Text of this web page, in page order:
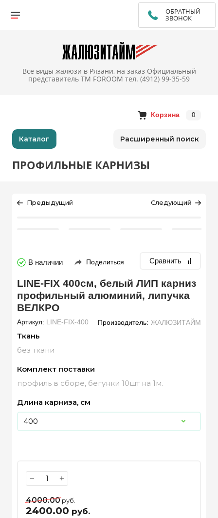
ОБРАТНЫЙ
ЗВОНОК
Все виды жалюзи в Рязани, на заказ Официальный
представитель TM FOROOM тел. (4912) 99-35-59
Корзина 0
Каталог Расширенный поиск
ПРОФИЛЬНЫЕ КАРНИЗЫ
Предыдущий Следующий
В наличии Поделиться Сравнить
LINE-FIX 400см, белый ЛИП карниз
профильный алюминий, липучка
ВЕЛКРО
Артикул: LINE-FIX-400 Производитель: ЖАЛЮЗИТАЙМ
Ткань
без ткани
Комплект поставки
профиль в сборе, бегунки 10шт на 1м.
Длина карниза, см
− +
4000.00руб.
2400.00 руб.